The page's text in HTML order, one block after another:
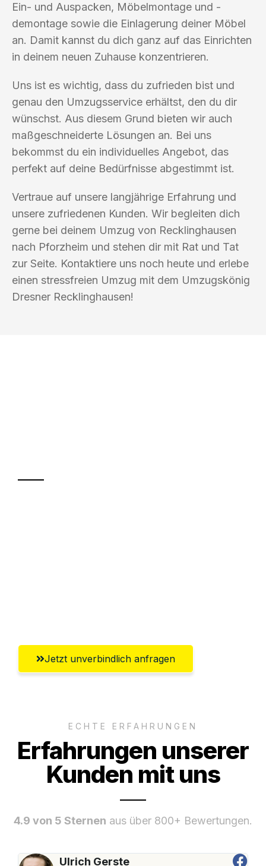
Ein- und Auspacken, Möbelmontage und -
demontage sowie die Einlagerung deiner Möbel
an. Damit kannst du dich ganz auf das Einrichten
in deinem neuen Zuhause konzentrieren.
Uns ist es wichtig, dass du zufrieden bist und
genau den Umzugsservice erhältst, den du dir
wünschst. Aus diesem Grund bieten wir auch
maßgeschneiderte Lösungen an. Bei uns
bekommst du ein individuelles Angebot, das
perfekt auf deine Bedürfnisse abgestimmt ist.
Vertraue auf unsere langjährige Erfahrung und
unsere zufriedenen Kunden. Wir begleiten dich
gerne bei deinem Umzug von Recklinghausen
nach Pforzheim und stehen dir mit Rat und Tat
zur Seite. Kontaktiere uns noch heute und erlebe
einen stressfreien Umzug mit dem Umzugskönig
Dresner Recklinghausen!
Jetzt unverbindlich anfragen
ECHTE ERFAHRUNGEN
Erfahrungen unserer
Kunden mit uns
4.9 von 5 Sternen aus über 800+ Bewertungen.
Ulrich Gerste